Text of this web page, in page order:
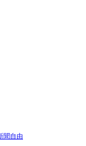
聞自由